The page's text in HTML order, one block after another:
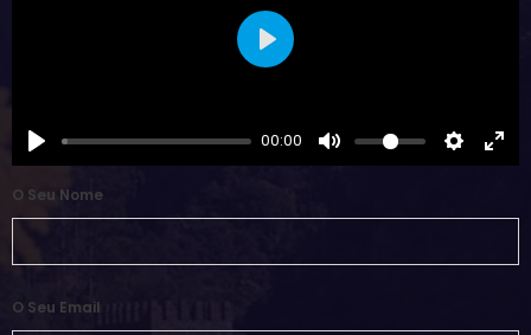
00:00
Play
O Seu Nome
O Seu Email